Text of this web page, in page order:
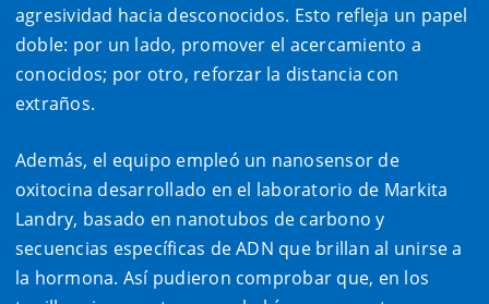
agresividad hacia desconocidos. Esto refleja un papel
doble: por un lado, promover el acercamiento a
conocidos; por otro, reforzar la distancia con
extraños.
Además, el equipo empleó un nanosensor de
oxitocina desarrollado en el laboratorio de Markita
Landry, basado en nanotubos de carbono y
secuencias específicas de ADN que brillan al unirse a
la hormona. Así pudieron comprobar que, en los